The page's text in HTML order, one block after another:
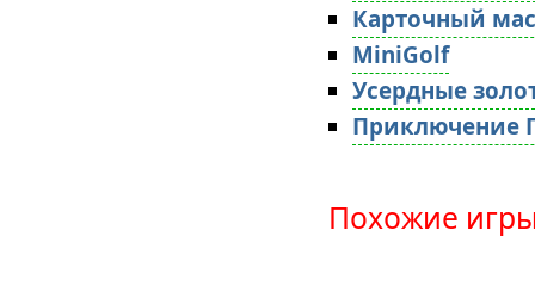
Карточный
MiniGolf
Усердные
Приключение
Похожие